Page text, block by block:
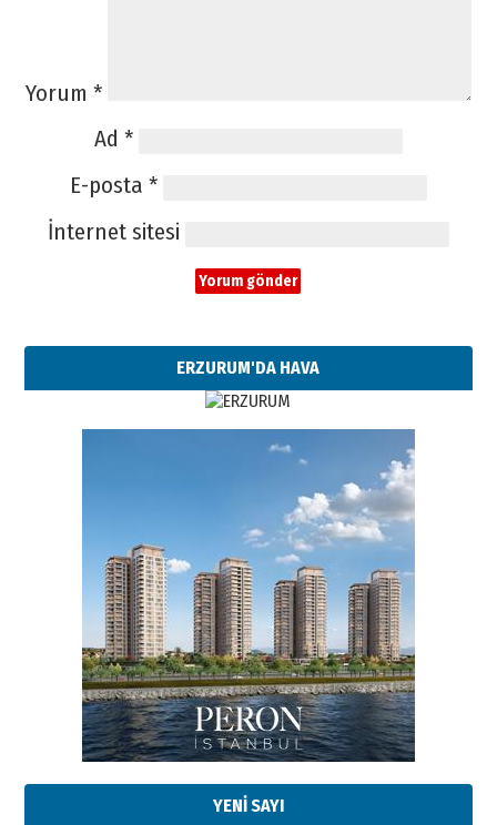
Yorum *
Ad *
E-posta *
İnternet sitesi
ERZURUM'DA HAVA
YENİ SAYI
Esat BİNDESEN
Başkan Sekmen’den Erzurum’a
bir vizyon proje daha!
02 Ağustos 2026 Pazar
Kadir SABUNCUOĞLU
Erzurumspor’un köşe taşları
29 Haziran 2026 Pazartesi
Kenan GÜLERCİ